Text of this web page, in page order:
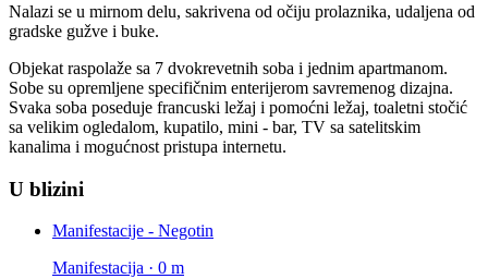
Nalazi se u mirnom delu, sakrivena od očiju prolaznika, udaljena od
gradske gužve i buke.
Objekat raspolaže sa 7 dvokrevetnih soba i jednim apartmanom.
Sobe su opremljene specifičnim enterijerom savremenog dizajna.
Svaka soba poseduje francuski ležaj i pomoćni ležaj, toaletni stočić
sa velikim ogledalom, kupatilo, mini - bar, TV sa satelitskim
kanalima i mogućnost pristupa internetu.
U blizini
Manifestacije - Negotin
Manifestacija · 0 m